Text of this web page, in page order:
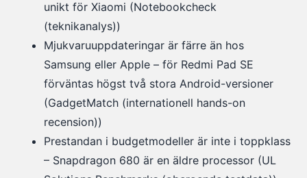
unikt för Xiaomi (Notebookcheck
(teknikanalys))
Mjukvaruuppdateringar är färre än hos
Samsung eller Apple – för Redmi Pad SE
förväntas högst två stora Android-versioner
(GadgetMatch (internationell hands-on
recension))
Prestandan i budgetmodeller är inte i toppklass
– Snapdragon 680 är en äldre processor (UL